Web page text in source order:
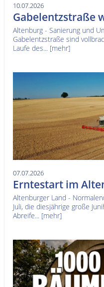
10.07.2026
Gabelentzstraße
Altenburg - Sanierung und
Gabelentzstraße sind
Laufe des... [mehr]
07.07.2026
Erntestart im
Altenburger Land -
Juli, die diesjährige große
Abreife... [mehr]